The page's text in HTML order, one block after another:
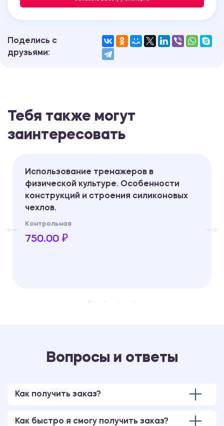
Поделись с
друзьями:
Тебя также могут
заинтересовать
Использование тренажеров в
физической культуре. Особенности
конструкций и строения силиконовых
чехлов.
Контрольная
750.00 ₽
Вопросы и ответы
Как получить заказ?
Как быстро я смогу получить заказ?